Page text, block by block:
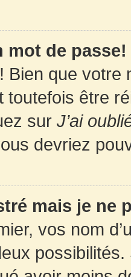
mot de passe!
Bien que
toutefois être
sur J’ai
devriez
mais je ne
vos nom